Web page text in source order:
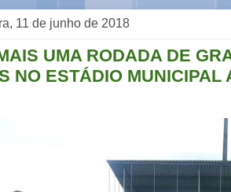
11 de junho de 2018
UMA RODADA DE
NO ESTÁDIO MUNICIPAL